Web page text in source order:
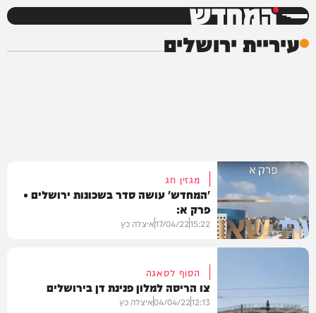
המחדש
עיריית ירושלים
מגזין חג
'המחדש' עושה סדר בשכונות ירושלים •
פרק א:
15:22
17/04/22איצלה כץ
הסוף לסאגה
צו הריסה למלון פנינת דן בירושלים
12:13
04/04/22איצלה כץ